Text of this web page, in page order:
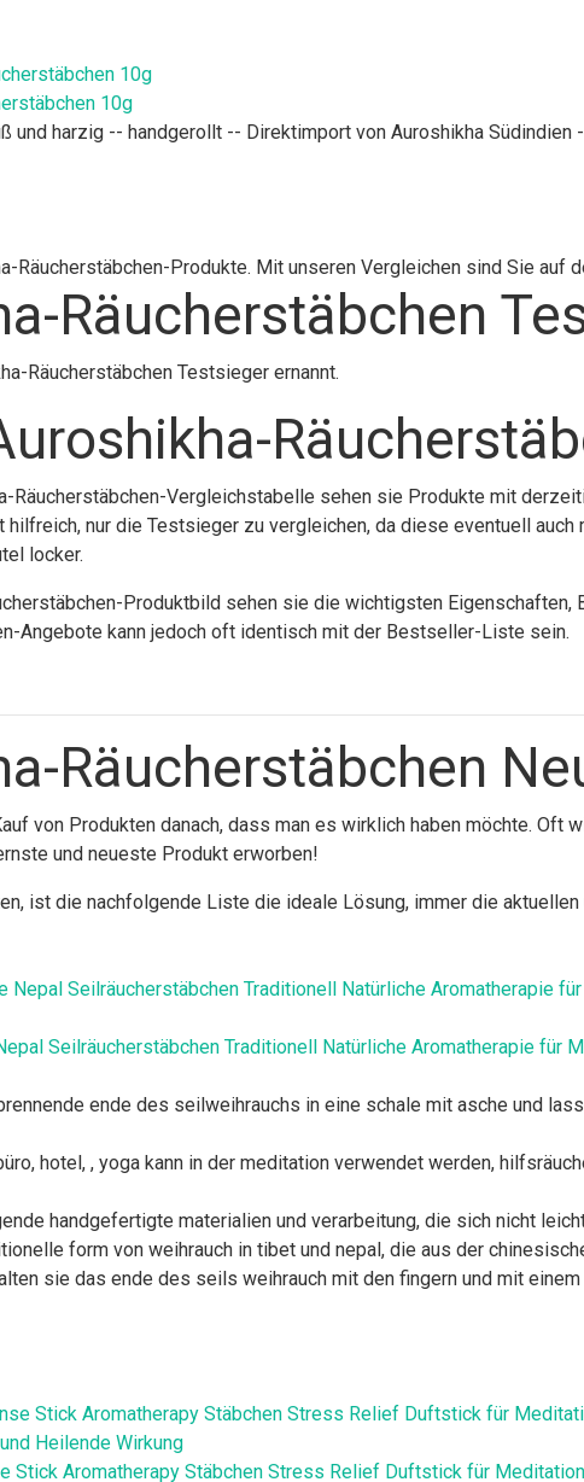
10g
und harzig -- handgerollt -- Direktimport von Auroshikha
Räucherstäbchen-Produkte. Mit unseren Vergleichen sind Sie auf
Räucherstäbchen
Räucherstäbchen Testsieger ernannt.
Räucherstäbchen-Vergleichstabelle sehen sie Produkte mit
nur die Testsieger zu vergleichen, da diese eventuell
locker.
Produktbild sehen sie die wichtigsten
Angebote kann jedoch oft identisch mit der Bestseller-Liste sein.
Räucherstäbchen
von Produkten danach, dass man es wirklich haben möchte. Oft
und neueste Produkt erworben!
ist die nachfolgende Liste die ideale Lösung, immer die
Seilräucherstäbchen Traditionell Natürliche Aromatherapie für
ende des seilweihrauchs in eine schale mit asche und
hotel, , yoga kann in der meditation verwendet werden,
handgefertigte materialien und verarbeitung, die sich nicht
form von weihrauch in tibet und nepal, die aus der
sie das ende des seils weihrauch mit den fingern und mit
Stick Aromatherapy Stäbchen Stress Relief Duftstick für